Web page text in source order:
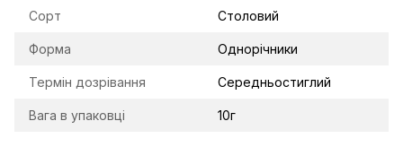
Сорт Столовий
Форма Однорічники
Термін дозрівання Середньостиглий
Вага в упаковці 10г